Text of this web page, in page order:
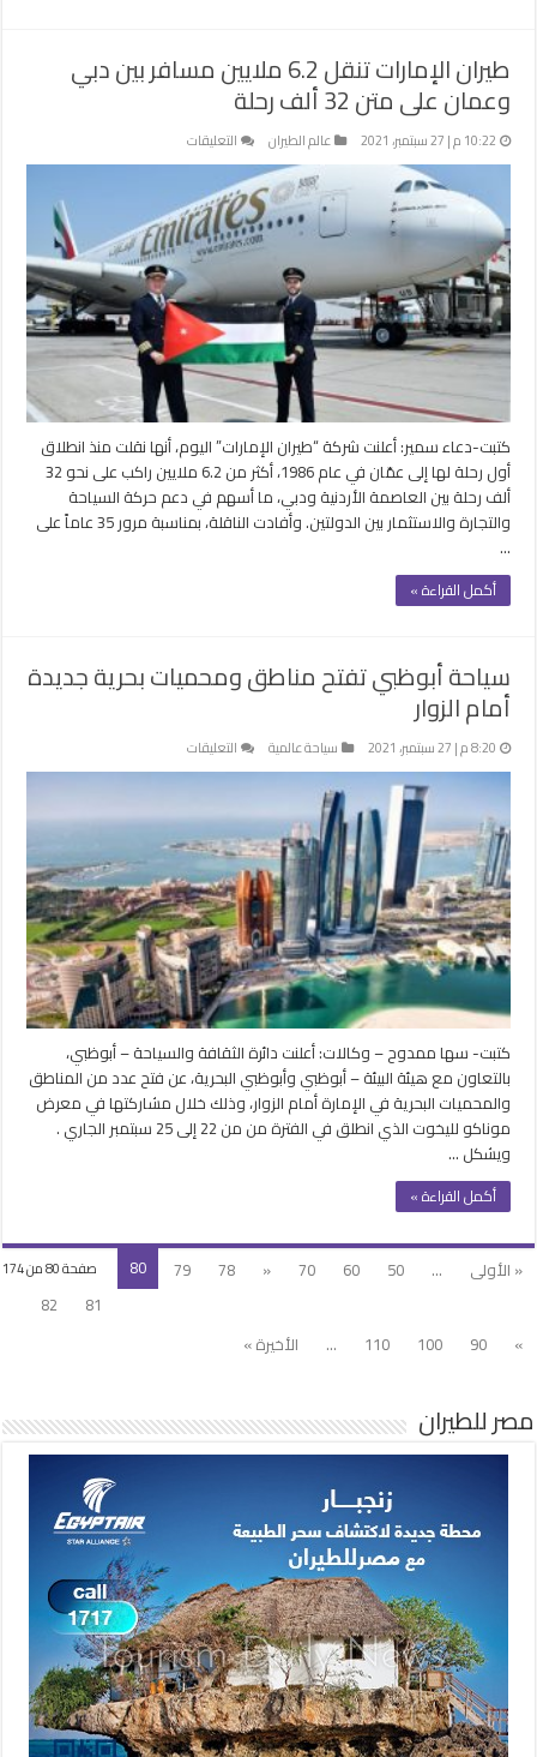
طيران الإمارات تنقل 6.2 ملايين مسافر بين دبي
وعمان على متن 32 ألف رحلة
10:22 م | 27 سبتمبر، 2021 عالم الطيران التعليقات
طيران
تنقل
6.2
ملايين
مسافر
بين
دبي
وعمان
على
متن
32
ألف
رحلة
مغلقة
كتبت-دعاء سمير: أعلنت شركة “طيران الإمارات” اليوم، أنها نقلت منذ انطلاق
أول رحلة لها إلى عمّان في عام 1986، أكثر من 6.2 ملايين راكب على نحو 32
ألف رحلة بين العاصمة الأردنية ودبي، ما أسهم في دعم حركة السياحة
والتجارة والاستثمار بين الدولتين. وأفادت الناقلة، بمناسبة مرور 35 عاماً على
…
أكمل القراءة »
سياحة أبوظبي تفتح مناطق ومحميات بحرية جديدة
أمام الزوار
8:20 م | 27 سبتمبر، 2021 سياحة عالمية التعليقات
سياحة
تفتح
مناطق
ومحميات
بحرية
جديدة
أمام
الزوار
مغلقة
كتبت- سها ممدوح – وكالات: أعلنت دائرة الثقافة والسياحة – أبوظبي،
بالتعاون مع هيئة البيئة – أبوظبي وأبوظبي البحرية، عن فتح عدد من المناطق
والمحميات البحرية في الإمارة أمام الزوار، وذلك خلال مشاركتها في معرض
موناكو لليخوت الذي انطلق في الفترة من من 22 إلى 25 سبتمبر الجاري .
ويشكل …
أكمل القراءة »
صفحة 80 من 174 « الأولى ...
50
60
70
«
78
79
80
81
82
»
90
100
110
... الأخيرة »
مصر للطيران